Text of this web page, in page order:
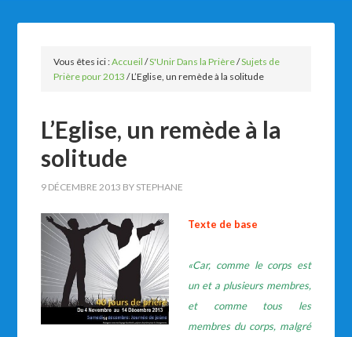
Vous êtes ici :Accueil /S'Unir Dans la Prière/Sujets de
Prière pour 2013 /L’Eglise, un remède à la solitude
L’Eglise, un remède à la
solitude
9 DÉCEMBRE 2013 BY STEPHANE
Texte de base
«Car, comme le corps est
un et a plusieurs membres,
et comme tous les
membres du corps, malgré